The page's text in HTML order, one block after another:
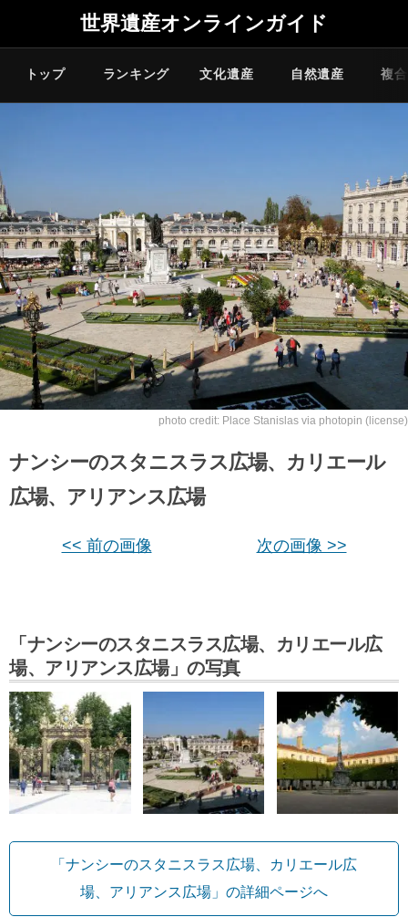
世界遺産オンラインガイド
トップ ランキング 文化遺産 自然遺産 複
photo credit: Place Stanislas via photopin (license)
ナンシーのスタニスラス広場、カリエール
広場、アリアンス広場
<< 前の画像 次の画像 >>
「ナンシーのスタニスラス広場、カリエール広
場、アリアンス広場」の写真
「ナンシーのスタニスラス広場、カリエール広
場、アリアンス広場」の詳細ページへ